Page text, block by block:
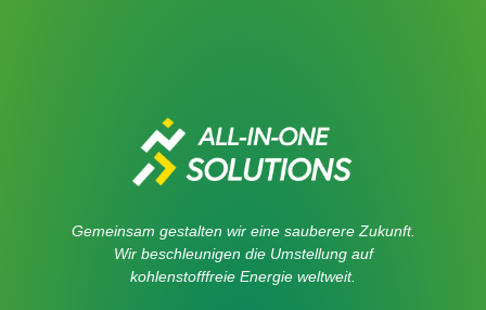
Gemeinsam gestalten wir eine sauberere Zukunft.
Wir beschleunigen die Umstellung auf
kohlenstofffreie Energie weltweit.